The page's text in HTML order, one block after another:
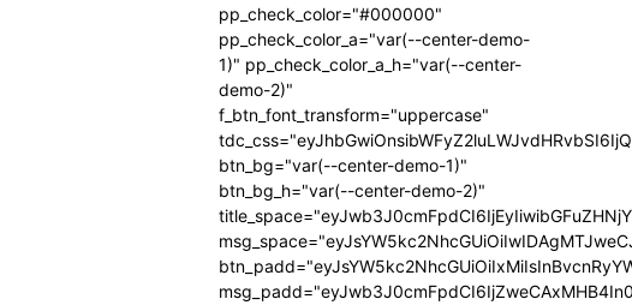
pp_check_color="#000000"
pp_check_color_a="var(--center-demo-
1)" pp_check_color_a_h="var(--center-
demo-2)"
f_btn_font_transform="uppercase"
btn_bg="var(--center-demo-1)"
btn_bg_h="var(--center-demo-2)"